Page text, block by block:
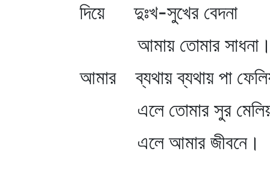
দিয়ে দুঃখ-সুখের বেদনা
আমায় তোমার সাধনা।
আমার ব্যথায় ব্যথায় পা
এলে তোমার সুর
এলে আমার জীবনে।